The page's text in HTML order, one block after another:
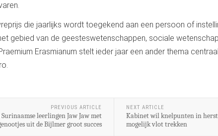
die jaarlijks wordt toegekend aan een persoon of
gebied van de geesteswetenschappen, sociale
Erasmianum stelt ieder jaar een ander thema
PREVIOUS ARTICLE
leerlingen Jaw Jaw met
uit de Bijlmer groot succes
NEXT ARTICLE
Kabinet wil knelpunten in
mogelijk vlot trekken